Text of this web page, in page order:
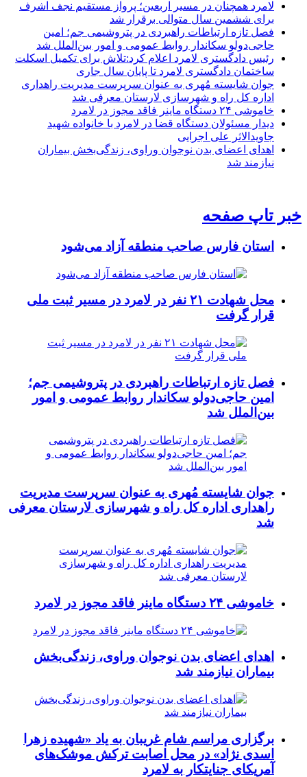
لامرد همچنان در مسیر اربعین؛ پرواز مستقیم نجف اشرف
برای ششمین سال متوالی برقرار شد
فصل تازه ارتباطات راهبردی در پتروشیمی جم؛ امین
حاجی‌دولو سکاندار روابط عمومی و امور بین‌الملل شد
رئیس دادگستری لامرد اعلام کرد:تلاش برای تکمیل اسکلت
ساختمان دادگستری لامرد تا پایان سال جاری
جوان شایسته مُهری به عنوان سرپرست مدیریت راهداری
اداره کل راه و شهرسازی لارستان معرفی شد
خاموشی ۲۴ دستگاه ماینر فاقد مجوز در لامرد
دیدار مسئولان دستگاه قضا در لامرد با خانواده شهید
جاویدالاثر علی اجرایی
اهدای اعضای بدن نوجوان وراوی، زندگی‌بخش بیماران
نیازمند شد
خبر تاپ صفحه
استان فارس صاحب منطقه آزاد می‌شود
محل شهادت ۲۱ نفر در لامرد در مسیر ثبت ملی
قرار گرفت
فصل تازه ارتباطات راهبردی در پتروشیمی جم؛
امین حاجی‌دولو سکاندار روابط عمومی و امور
بین‌الملل شد
جوان شایسته مُهری به عنوان سرپرست مدیریت
راهداری اداره کل راه و شهرسازی لارستان معرفی
شد
خاموشی ۲۴ دستگاه ماینر فاقد مجوز در لامرد
اهدای اعضای بدن نوجوان وراوی، زندگی‌بخش
بیماران نیازمند شد
برگزاری مراسم شام غریبان به یاد «شهیده زهرا
اسدی نژاد» در محل اصابت ترکش موشک‌های
آمریکای جنایتکار به لامرد